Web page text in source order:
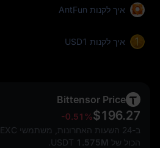
איך לקנות AntFun
איך לקנות USD1
Bittensor Price
$196.27
-0.51%
ב-24 השעות האחרונות, משתמשי MEXC קנו
הכול של 1.575M